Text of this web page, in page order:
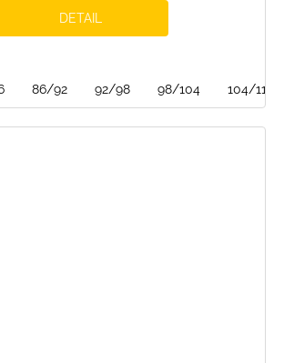
DETAIL
86/92 92/98 98/104 104/110